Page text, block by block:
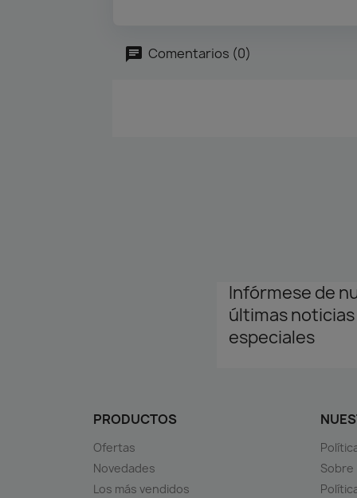
Comentarios (0)
Infórmese de
últimas
especiales
PRODUCTOS
Ofertas
Novedades
Los más vendidos